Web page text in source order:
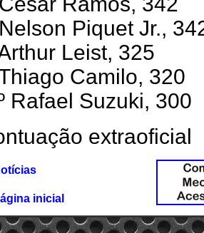
Piquet Jr.,
Leist, 325
Camilo, 320
Rafael Suzuki, 300
extraoficial
inicial